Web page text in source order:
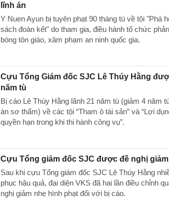
lĩnh án
Y Nuen Ayun bị tuyên phạt 90 tháng tù về tội "Phá
sách đoàn kết" do tham gia, điều hành tổ chức
bóng tôn giáo, xâm phạm an ninh quốc gia.
Cựu Tổng Giám đốc SJC Lê Thúy Hằng
năm tù
Bị cáo Lê Thúy Hằng lãnh 21 năm tù (giảm 4 năm
án sơ thẩm) về các tội “Tham ô tài sản” và “Lợi
quyền hạn trong khi thi hành công vụ”.
Cựu Tổng giám đốc SJC được đề nghị giảm
Sau khi cựu Tổng giám đốc SJC Lê Thúy Hằng
phục hậu quả, đại diện VKS đã hai lần điều chỉnh
nghị giảm nhẹ hình phạt đối với bị cáo.